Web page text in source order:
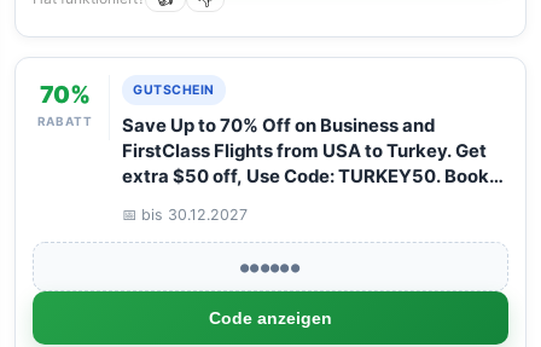
70%
RABATT
GUTSCHEIN
Save Up to 70% Off on Business and
FirstClass Flights from USA to Turkey. Get
extra $50 off, Use Code: TURKEY50. Book
📅 bis 30.12.2027
●●●●●●
Code anzeigen